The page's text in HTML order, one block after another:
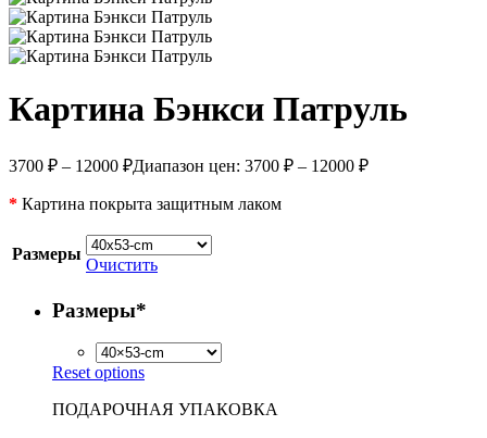
Картина Бэнкси Патруль
3700 ₽ – 12000 ₽Диапазон цен: 3700 ₽ – 12000 ₽
* Картина покрыта защитным лаком
Размеры
Очистить
Размеры*
Reset options
ПОДАРОЧНАЯ УПАКОВКА